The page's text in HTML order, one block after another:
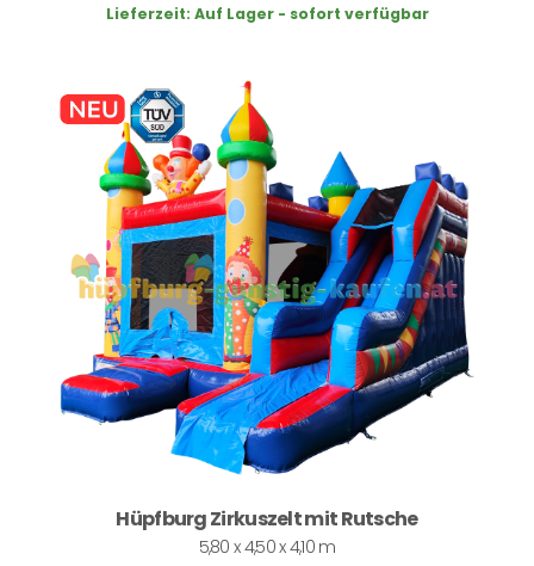
Lieferzeit: Auf Lager - sofort verfügbar
Hüpfburg Zirkuszelt mit Rutsche
5,80 x 4,50 x 4,10 m